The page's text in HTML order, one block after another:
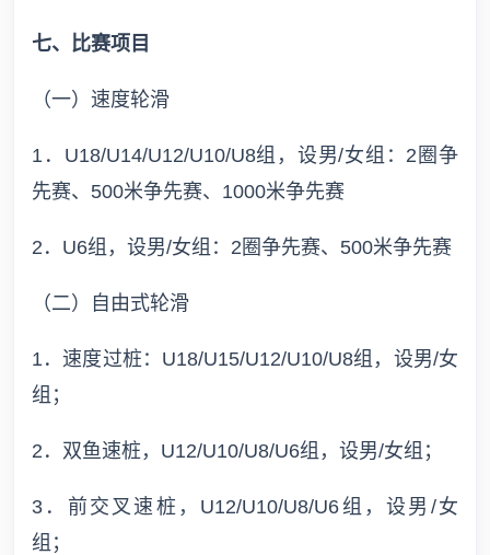
七、比赛项目
（一）速度轮滑
1．U18/U14/U12/U10/U8组，设男/女组：2圈争
先赛、500米争先赛、1000米争先赛
2．U6组，设男/女组：2圈争先赛、500米争先赛
（二）自由式轮滑
1．速度过桩：U18/U15/U12/U10/U8组，设男/女
组；
2．双鱼速桩，U12/U10/U8/U6组，设男/女组；
3．前交叉速桩，U12/U10/U8/U6组，设男/女
组；